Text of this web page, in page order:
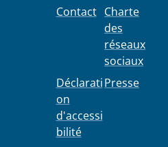
Contact
Déclarati
on
d'accessi
bilité
Charte
des
réseaux
sociaux
Presse